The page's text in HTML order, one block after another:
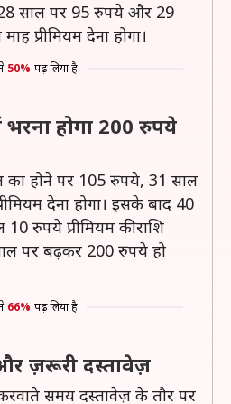
साल पर 95 रुपये और 29
प्रीमियम देना होगा।
50% पढ़ लिया है
होगा 200 रुपये
का होने पर 105 रुपये, 31 साल
देना होगा। इसके बाद 40
रुपये प्रीमियम की राशि
पर बढ़कर 200 रुपये हो
66% पढ़ लिया है
और ज़रूरी दस्तावेज़
समय दस्तावेज़ के तौर पर